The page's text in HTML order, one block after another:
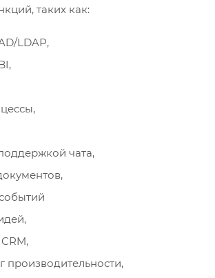
таких как:
LDAP,
чата,
производительности,